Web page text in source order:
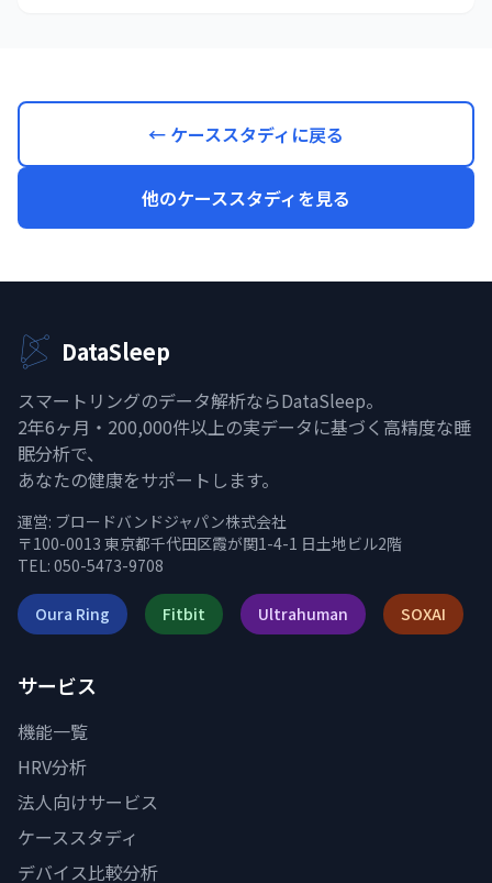
← ケーススタディに戻る
他のケーススタディを見る
DataSleep
スマートリングのデータ解析ならDataSleep。
2年6ヶ月・200,000件以上の実データに基づく高精度な睡
眠分析で、
あなたの健康をサポートします。
運営: ブロードバンドジャパン株式会社
〒100-0013 東京都千代田区霞が関1-4-1 日土地ビル2階
TEL: 050-5473-9708
Oura Ring Fitbit Ultrahuman SOXAI
サービス
機能一覧
HRV分析
法人向けサービス
ケーススタディ
デバイス比較分析